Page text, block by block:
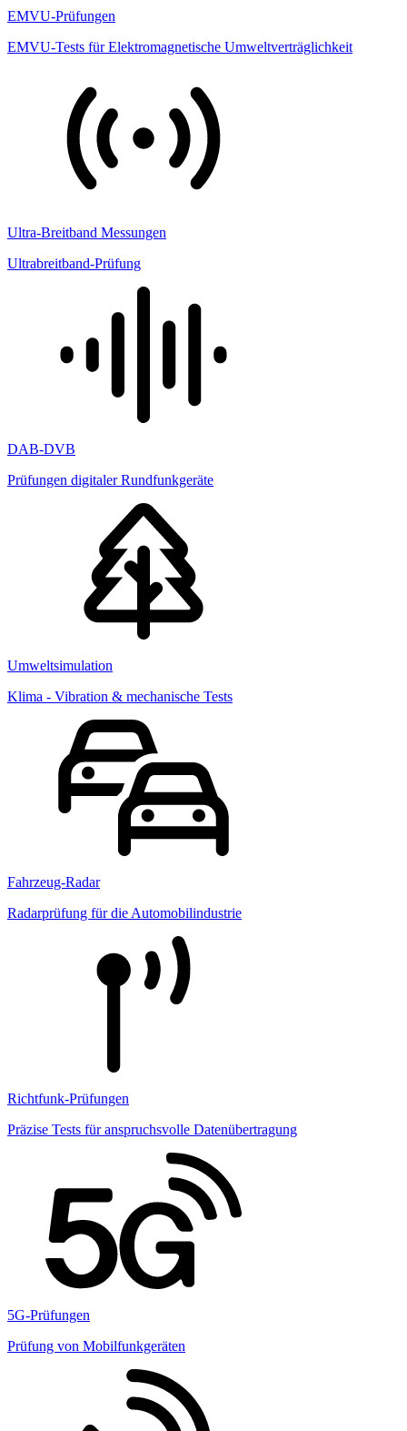
EMVU-Prüfungen
EMVU-Tests für Elektromagnetische Umweltverträglichkeit
Ultra-Breitband Messungen
Ultrabreitband-Prüfung
DAB-DVB
Prüfungen digitaler Rundfunkgeräte
Umweltsimulation
Klima - Vibration & mechanische Tests
Fahrzeug-Radar
Radarprüfung für die Automobilindustrie
Richtfunk-Prüfungen
Präzise Tests für anspruchsvolle Datenübertragung
5G-Prüfungen
Prüfung von Mobilfunkgeräten